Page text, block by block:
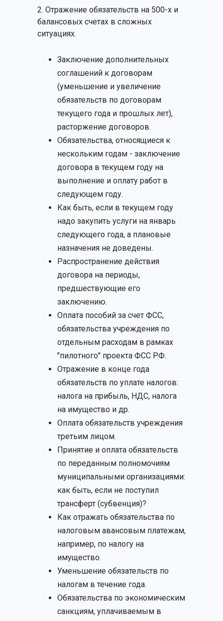
Заключение дополнительных
соглашений к договорам
(уменьшение и увеличение
обязательств по договорам
текущего года и прошлых лет),
расторжение договоров.
Обязательства, относящиеся к
нескольким годам - заключение
договора в текущем году на
выполнение и оплату работ в
следующем году.
Как быть, если в текущем году
надо закупить услуги на январь
следующего года, а плановые
назначения не доведены.
Распространение действия
договора на периоды,
предшествующие его
заключению.
Оплата пособий за счет ФСС,
обязательства учреждения по
отдельным расходам в рамках
"пилотного" проекта ФСС РФ.
Отражение в конце года
обязательств по уплате налогов:
налога на прибыль, НДС, налога
на имущество и др.
Оплата обязательств учреждения
третьим лицом.
Принятие и оплата обязательств
по переданным полномочиям
муниципальными организациями:
как быть, если не поступил
трансферт (субвенция)?
Как отражать обязательства по
налоговым авансовым платежам,
например, по налогу на
имущество.
Уменьшение обязательств по
налогам в течение года.
Обязательства по экономическим
санкциям, уплачиваемым в
2. Отражение обязательств на 500-х и
балансовых счетах в сложных
ситуациях.